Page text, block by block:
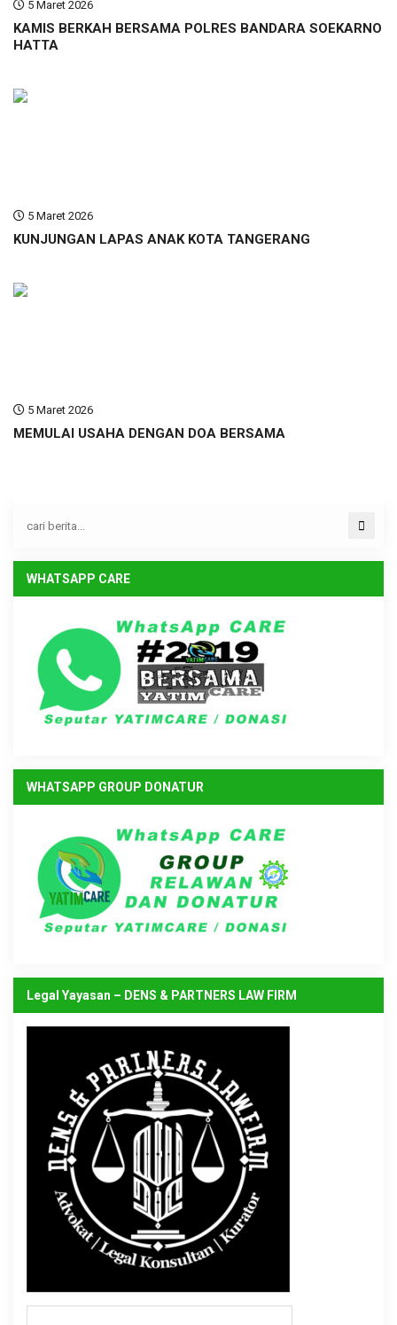
5 Maret 2026
KAMIS BERKAH BERSAMA POLRES BANDARA SOEKARNO
HATTA
5 Maret 2026
KUNJUNGAN LAPAS ANAK KOTA TANGERANG
5 Maret 2026
MEMULAI USAHA DENGAN DOA BERSAMA
WHATSAPP CARE
WHATSAPP GROUP DONATUR
Legal Yayasan – DENS & PARTNERS LAW FIRM